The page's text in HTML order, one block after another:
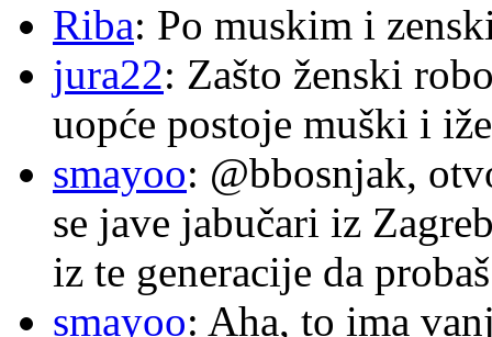
Riba: Po muskim i
jura22: Zašto ženski
uopće postoje muški i
smayoo: @bbosnjak,
se jave jabučari iz
iz te generacije da
smayoo: Aha, to ima